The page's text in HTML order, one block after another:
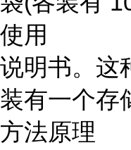
使用
说明书。这
装有一个存
方法原理